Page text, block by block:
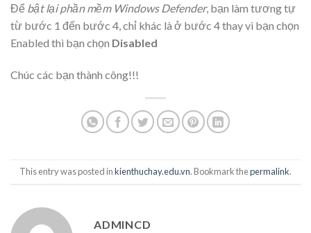
Để bật lại phần mềm Windows Defender, bạn làm tương tự
từ bước 1 đến bước 4, chỉ khác là ở bước 4 thay vì bạn chọn
Enabled thì bạn chọn Disabled
Chúc các bạn thành công!!!
This entry was posted inkienthuchay.edu.vn. Bookmark thepermalink.
ADMINCD